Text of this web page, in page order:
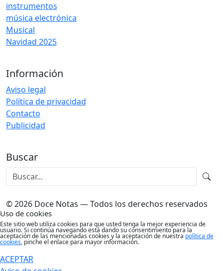
instrumentos
música electrónica
Musical
Navidad 2025
Información
Aviso legal
Política de privacidad
Contacto
Publicidad
Buscar
© 2026 Doce Notas — Todos los derechos reservados
Uso de cookies
Este sitio web utiliza cookies para que usted tenga la mejor experiencia de
usuario. Si continúa navegando está dando su consentimiento para la
aceptación de las mencionadas cookies y la aceptación de nuestra política de
cookies, pinche el enlace para mayor información.
ACEPTAR